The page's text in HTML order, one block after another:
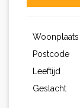
Woonplaats
Postcode
Leeftijd
Geslacht